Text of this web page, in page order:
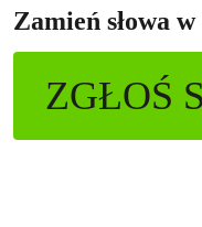
Zamień słowa
ZGŁOŚ